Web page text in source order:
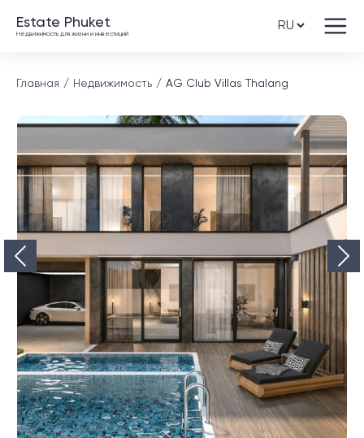
Estate Phuket
Недвижимость для жизни и инвестиций
Главная Недвижимость AG Club Villas Thalang